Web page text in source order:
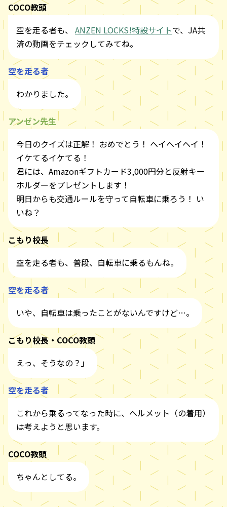
COCO教頭
空を走る者も、 ANZEN LOCKS!特設サイトで、JA共
済の動画をチェックしてみてね。
空を走る者
わかりました。
アンゼン先生
今日のクイズは正解！ おめでとう！ ヘイヘイヘイ！
イケてるイケてる！
君には、Amazonギフトカード3,000円分と反射キー
ホルダーをプレゼントします！
明日からも交通ルールを守って自転車に乗ろう！ い
いね？
こもり校長
空を走る者も、普段、自転車に乗るもんね。
空を走る者
いや、自転車は乗ったことがないんですけど…。
こもり校長・COCO教頭
えっ、そうなの？」
空を走る者
これから乗るってなった時に、ヘルメット（の着用）
は考えようと思います。
COCO教頭
ちゃんとしてる。